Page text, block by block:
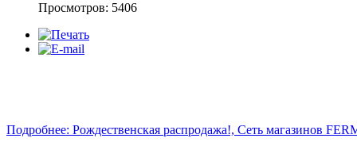
Просмотров: 5406
Подробнее: Рождественская распродажа!, Сеть магазинов